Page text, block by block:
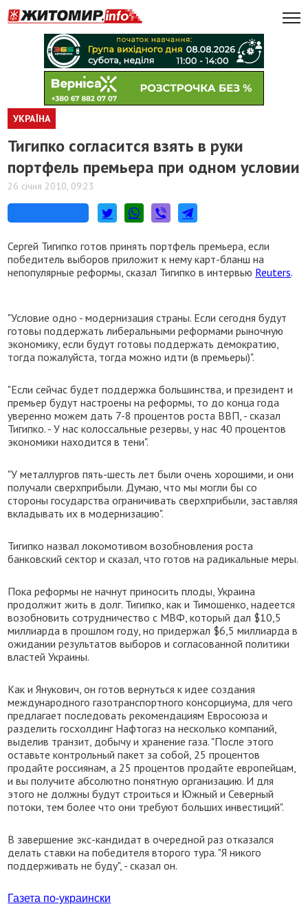
УКРАЇНА
Тигипко согласится взять в руки
портфель премьера при одном условии
26 січня 2010, 09:23
Сергей Тигипко готов принять портфель премьера, если
победитель выборов приложит к нему карт-бланш на
непопулярные реформы, сказал Тигипко в интервью Reuters.
"Условие одно - модернизация страны. Если сегодня будут
готовы поддержать либеральными реформами рыночную
экономику, если будут готовы поддержать демократию,
тогда пожалуйста, тогда можно идти (в премьеры)".
"Если сейчас будет поддержка большинства, и президент и
премьер будут настроены на реформы, то до конца года
уверенно можем дать 7-8 процентов роста ВВП, - сказал
Тигипко. - У нас колоссальные резервы, у нас 40 процентов
экономики находится в тени".
"У металлургов пять-шесть лет были очень хорошими, и они
получали сверхприбыли. Думаю, что мы могли бы со
стороны государства ограничивать сверхприбыли, заставляя
вкладывать их в модернизацию".
Тигипко назвал локомотивом возобновления роста
банковский сектор и сказал, что готов на радикальные меры.
Пока реформы не начнут приносить плоды, Украина
продолжит жить в долг. Тигипко, как и Тимошенко, надеется
возобновить сотрудничество с МВФ, который дал $10,5
миллиарда в прошлом году, но придержал $6,5 миллиарда в
ожидании результатов выборов и согласованной политики
властей Украины.
Как и Янукович, он готов вернуться к идее создания
международного газотранспортного консорциума, для чего
предлагает последовать рекомендациям Евросоюза и
разделить госхолдинг Нафтогаз на несколько компаний,
выделив транзит, добычу и хранение газа. "После этого
оставьте контрольный пакет за собой, 25 процентов
продайте россиянам, а 25 процентов продайте европейцам,
и вы получите абсолютно понятную организацию. И для
этого не должны будут строиться и Южный и Северный
потоки, тем более что они требуют больших инвестиций".
В завершение экс-кандидат в очередной раз отказался
делать ставки на победителя второго тура. "Я никого
поддерживать не буду", - сказал он.
Газета по-украински